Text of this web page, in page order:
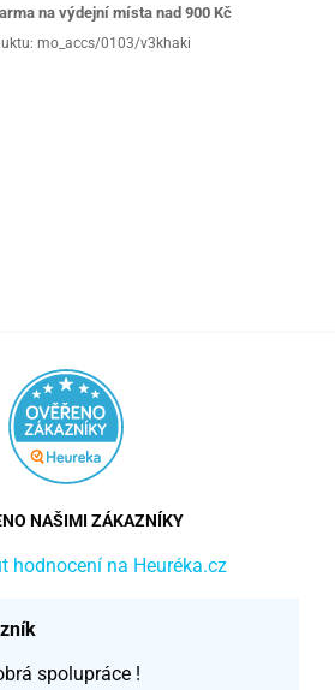
na výdejní místa nad 900 Kč
mo_accs/0103/v3khaki
NAŠIMI ZÁKAZNÍKY
hodnocení na Heuréka.cz
spolupráce !